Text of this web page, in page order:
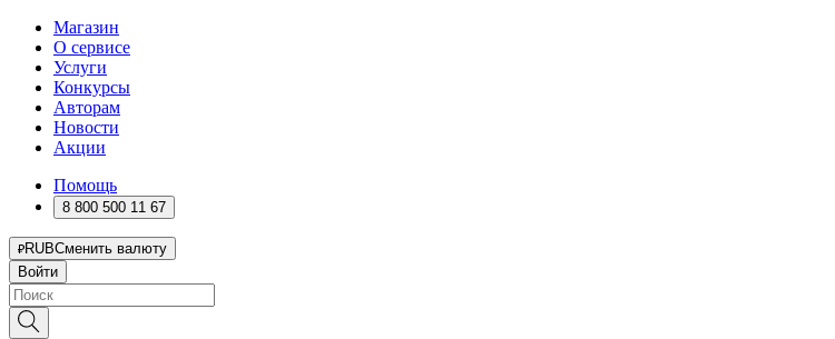
Магазин
О сервисе
Услуги
Конкурсы
Авторам
Новости
Акции
Помощь
8 800 500 11 67
RUBСменить валюту
Войти